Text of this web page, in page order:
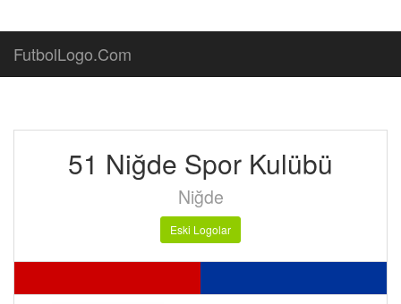
FutbolLogo.Com
51 Niğde Spor Kulübü
Niğde
Eski Logolar